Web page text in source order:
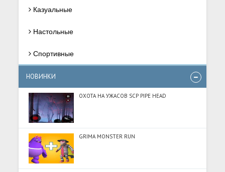
Казуальные
Настольные
Спортивные
НОВИНКИ
ОХОТА НА УЖАСОВ SCP PIPE HEAD
GRIMA MONSTER RUN